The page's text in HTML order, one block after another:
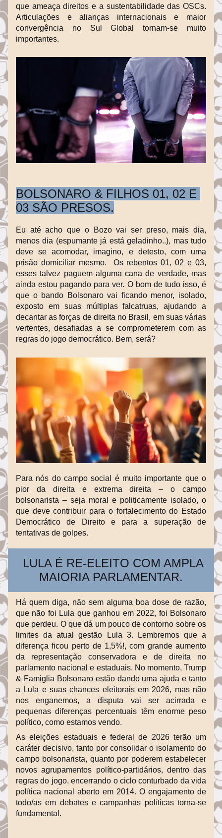
que ameaça direitos e a sustentabilidade das OSCs.
Articulações e alianças internacionais e maior
convergência no Sul Global tornam-se muito
importantes.
BOLSONARO & FILHOS 01, 02 E
03 SÃO PRESOS.
Eu até acho que o Bozo vai ser preso, mais dia,
menos dia (espumante já está geladinho..), mas tudo
deve se acomodar, imagino, e detesto, com uma
prisão domiciliar mesmo.  Os rebentos 01, 02 e 03,
esses talvez paguem alguma cana de verdade, mas
ainda estou pagando para ver. O bom de tudo isso, é
que o bando Bolsonaro vai ficando menor, isolado,
exposto em suas múltiplas falcatruas, ajudando a
decantar as forças de direita no Brasil, em suas várias
vertentes, desafiadas a se comprometerem com as
regras do jogo democrático. Bem, será?
Para nós do campo social é muito importante que o
pior da direita e extrema direita – o campo
bolsonarista – seja moral e politicamente isolado, o
que deve contribuir para o fortalecimento do Estado
Democrático de Direito e para a superação de
tentativas de golpes.
LULA É RE-ELEITO COM AMPLA
MAIORIA PARLAMENTAR.
Há quem diga, não sem alguma boa dose de razão,
que não foi Lula que ganhou em 2022, foi Bolsonaro
que perdeu. O que dá um pouco de contorno sobre os
limites da atual gestão Lula 3. Lembremos que a
diferença ficou perto de 1,5%!, com grande aumento
da representação conservadora e de direita no
parlamento nacional e estaduais. No momento, Trump
& Famiglia Bolsonaro estão dando uma ajuda e tanto
a Lula e suas chances eleitorais em 2026, mas não
nos enganemos, a disputa vai ser acirrada e
pequenas diferenças percentuais têm enorme peso
político, como estamos vendo.
As eleições estaduais e federal de 2026 terão um
caráter decisivo, tanto por consolidar o isolamento do
campo bolsonarista, quanto por poderem estabelecer
novos agrupamentos político-partidários, dentro das
regras do jogo, encerrando o ciclo conturbado da vida
política nacional aberto em 2014. O engajamento de
todo/as em debates e campanhas políticas torna-se
fundamental.